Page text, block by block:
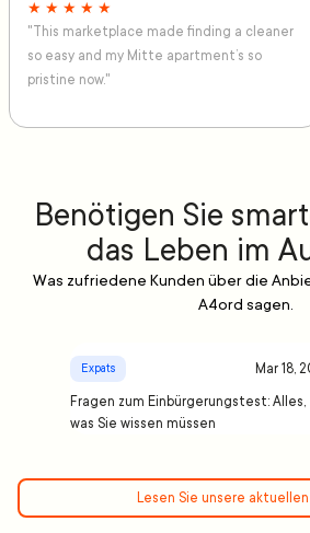
★ ★ ★ ★ ★
"This marketplace made finding a cleaner
so easy and my Mitte apartment’s so
pristine now."
Benötigen Sie
das Leben im
Was zufriedene Kunden über die
A4ord sagen.
Expats Mar 18,
Fragen zum Einbürgerungstest: Alles,
was Sie wissen müssen
Lesen Sie unsere aktuellen